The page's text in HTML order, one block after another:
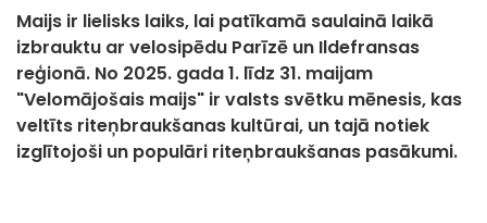
Maijs ir lielisks laiks, lai patīkamā saulainā laikā
izbrauktu ar velosipēdu Parīzē un Ildefransas
reģionā. No 2025. gada 1. līdz 31. maijam
"Velomājošais maijs" ir valsts svētku mēnesis, kas
veltīts riteņbraukšanas kultūrai, un tajā notiek
izglītojoši un populāri riteņbraukšanas pasākumi.